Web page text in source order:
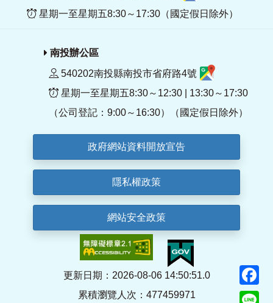
星期一至星期五8:30～17:30（國定假日除外）
南投辦公區
540202南投縣南投市省府路4號
星期一至星期五8:30～12:30 | 13:30～17:30
（公司登記：9:00～16:30）（國定假日除外）
政府網站資料開放宣告
隱私權政策
網站安全政策
更新日期：2026-08-06 14:50:51.0
累積瀏覽人次：477459971